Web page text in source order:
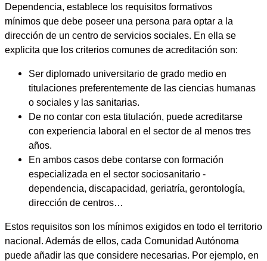
Dependencia, establece los requisitos formativos
mínimos que debe poseer una persona para optar a la
dirección de un centro de servicios sociales. En ella se
explicita que los criterios comunes de acreditación son:
Ser diplomado universitario de grado medio en
titulaciones preferentemente de las ciencias humanas
o sociales y las sanitarias.
De no contar con esta titulación, puede acreditarse
con experiencia laboral en el sector de al menos tres
años.
En ambos casos debe contarse con formación
especializada en el sector sociosanitario -
dependencia, discapacidad, geriatría, gerontología,
dirección de centros…
Estos requisitos son los mínimos exigidos en todo el territorio
nacional. Además de ellos, cada Comunidad Autónoma
puede añadir las que considere necesarias. Por ejemplo, en